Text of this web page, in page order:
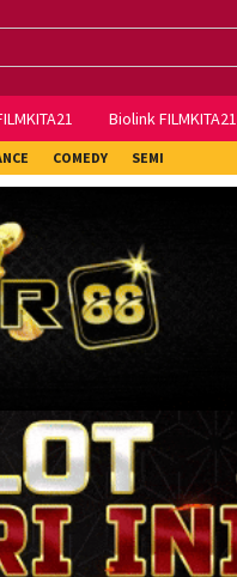
Biolink FILMKITA21
COMEDY SEMI